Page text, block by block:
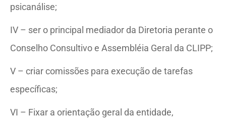
psicanálise;
IV – ser o principal mediador da Diretoria perante o
Conselho Consultivo e Assembléia Geral da CLIPP;
V – criar comissões para execução de tarefas
específicas;
VI – Fixar a orientação geral da entidade,